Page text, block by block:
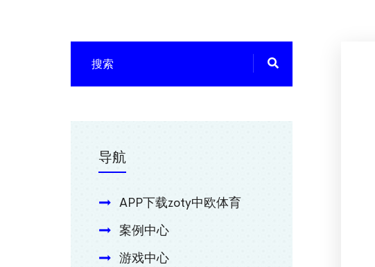
导航
APP下载zoty中欧体育
案例中心
游戏中心